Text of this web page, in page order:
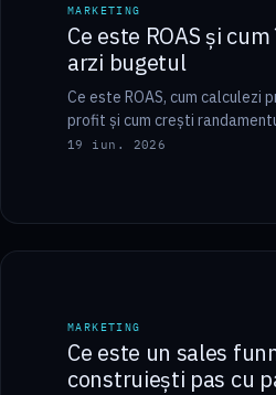
MARKETING
Ce este ROAS și
arzi bugetul
Ce este ROAS, cum calculezi
profit și cum crești
mărești bugetul. Ghid practic…
19 iun. 2026
MARKETING
Ce este un sales
construiești pas cu